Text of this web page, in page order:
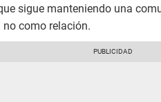
sigue manteniendo una
no como relación.